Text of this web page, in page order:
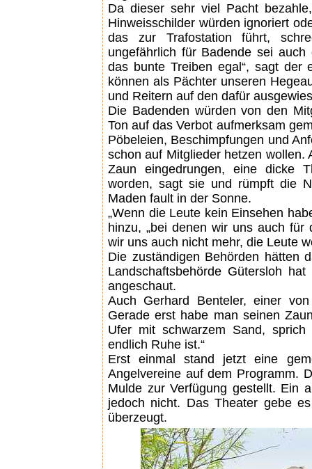
Da dieser sehr viel Pacht
Hinweisschilder würden ignoriert
das zur Trafostation führt,
ungefährlich für Badende sei
das bunte Treiben egal“, sagt der
können als Pächter unseren
und Reitern auf den dafür
Die Badenden würden von den
Ton auf das Verbot aufmerksam
Pöbeleien, Beschimpfungen und
schon auf Mitglieder hetzen wollen.
Zaun eingedrungen, eine dicke
worden, sagt sie und rümpft die
Maden fault in der Sonne.
„Wenn die Leute kein Einsehen
hinzu, „bei denen wir uns auch für
wir uns auch nicht mehr, die Leute
Die zuständigen Behörden hätten
Landschaftsbehörde Gütersloh
angeschaut.
Auch Gerhard Benteler, einer
Gerade erst habe man seinen
Ufer mit schwarzem Sand, sprich
endlich Ruhe ist.“
Erst einmal stand jetzt eine
Angelvereine auf dem Programm.
Mulde zur Verfügung gestellt. Ein
jedoch nicht. Das Theater gebe
überzeugt.